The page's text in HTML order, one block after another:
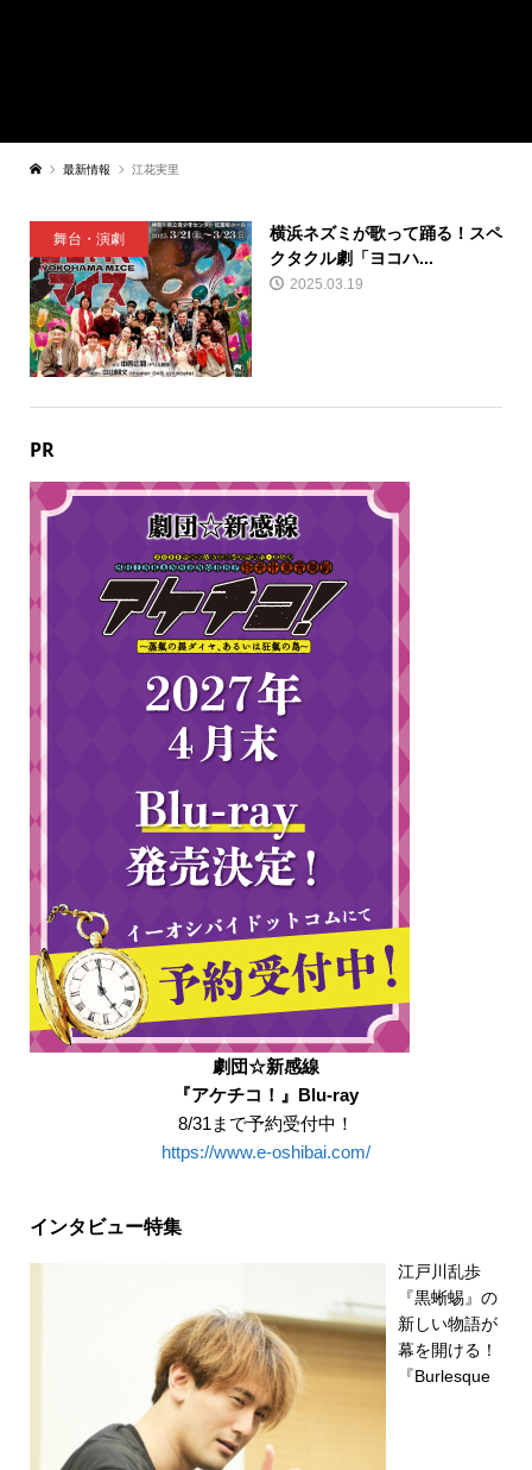
最新情報 江花実里
舞台・演劇
横浜ネズミが歌って踊る！スペ
クタクル劇「ヨコハ...
2025.03.19
PR
劇団☆新感線
『アケチコ！』Blu-ray
8/31まで予約受付中！
https://www.e-oshibai.com/
インタビュー特集
江戸川乱歩
『黒蜥蜴』の
新しい物語が
幕を開ける！
『Burlesque